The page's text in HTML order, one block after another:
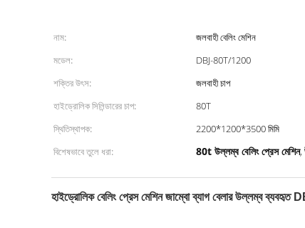
নাম: জলবাহী বেলিং মেশিন
মডেল:
DBJ-80T/1200
শক্তির উৎস:
জলবাহী চাপ
হাইড্রোলিক সিলিন্ডারের চাপ:
80T
স্থিতিস্থাপক:
2200*1200*3500 মিমি
বিশেষভাবে তুলে ধরা:
80t উল্লম্ব বেলিং প্রেস মেশিন,
হাইড্রোলিক বেলিং প্রেস মেশিন জাম্বো ব্যাগ বেলার উল্লম্ব